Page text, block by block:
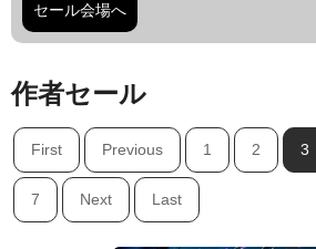
セール会場へ
作者セール
First Previous 1 2 3
7 Next Last
Jump AssetStore